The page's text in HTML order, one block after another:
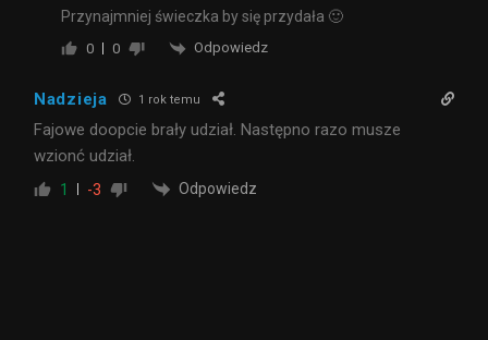
Przynajmniej świeczka by się przydała 🙂
0 0 Odpowiedz
Nadzieja 1 rok temu
Fajowe doopcie brały udział. Następno razo musze
wzionć udział.
1 -3 Odpowiedz